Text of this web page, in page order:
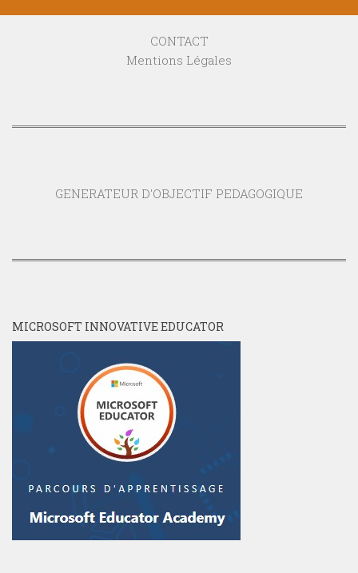
CONTACT
Mentions Légales
GENERATEUR D'OBJECTIF PEDAGOGIQUE
MICROSOFT INNOVATIVE EDUCATOR